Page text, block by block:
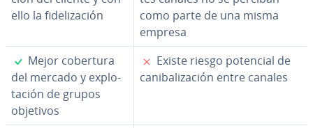
ello la fi­de­li­za­ción
como parte de una misma
empresa
✓
Mejor cobertura
del mercado y ex­plo­
ta­ción de grupos
objetivos
✗
Existe riesgo potencial de
ca­ni­ba­li­za­ción entre canales